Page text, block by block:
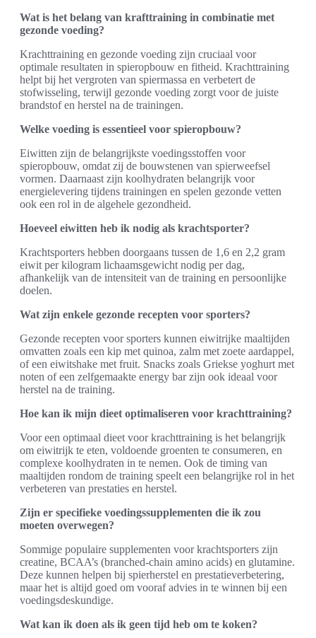
Wat is het belang van krafttraining in combinatie met
gezonde voeding?
Krachttraining en gezonde voeding zijn cruciaal voor
optimale resultaten in spieropbouw en fitheid. Krachttraining
helpt bij het vergroten van spiermassa en verbetert de
stofwisseling, terwijl gezonde voeding zorgt voor de juiste
brandstof en herstel na de trainingen.
Welke voeding is essentieel voor spieropbouw?
Eiwitten zijn de belangrijkste voedingsstoffen voor
spieropbouw, omdat zij de bouwstenen van spierweefsel
vormen. Daarnaast zijn koolhydraten belangrijk voor
energielevering tijdens trainingen en spelen gezonde vetten
ook een rol in de algehele gezondheid.
Hoeveel eiwitten heb ik nodig als krachtsporter?
Krachtsporters hebben doorgaans tussen de 1,6 en 2,2 gram
eiwit per kilogram lichaamsgewicht nodig per dag,
afhankelijk van de intensiteit van de training en persoonlijke
doelen.
Wat zijn enkele gezonde recepten voor sporters?
Gezonde recepten voor sporters kunnen eiwitrijke maaltijden
omvatten zoals een kip met quinoa, zalm met zoete aardappel,
of een eiwitshake met fruit. Snacks zoals Griekse yoghurt met
noten of een zelfgemaakte energy bar zijn ook ideaal voor
herstel na de training.
Hoe kan ik mijn dieet optimaliseren voor krachttraining?
Voor een optimaal dieet voor krachttraining is het belangrijk
om eiwitrijk te eten, voldoende groenten te consumeren, en
complexe koolhydraten in te nemen. Ook de timing van
maaltijden rondom de training speelt een belangrijke rol in het
verbeteren van prestaties en herstel.
Zijn er specifieke voedingssupplementen die ik zou
moeten overwegen?
Sommige populaire supplementen voor krachtsporters zijn
creatine, BCAA’s (branched-chain amino acids) en glutamine.
Deze kunnen helpen bij spierherstel en prestatieverbetering,
maar het is altijd goed om vooraf advies in te winnen bij een
voedingsdeskundige.
Wat kan ik doen als ik geen tijd heb om te koken?